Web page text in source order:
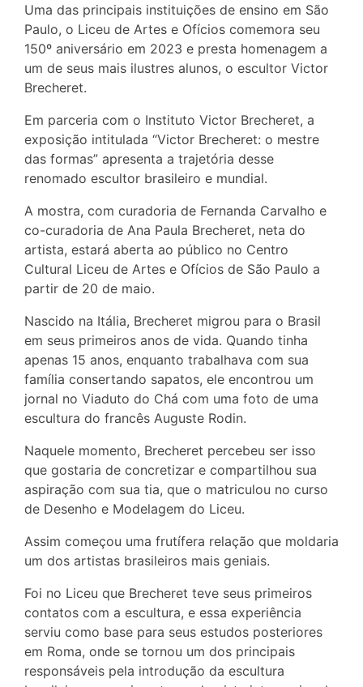
Uma das principais instituições de ensino em São
Paulo, o Liceu de Artes e Ofícios comemora seu
150º aniversário em 2023 e presta homenagem a
um de seus mais ilustres alunos, o escultor Victor
Brecheret.
Em parceria com o Instituto Victor Brecheret, a
exposição intitulada “Victor Brecheret: o mestre
das formas” apresenta a trajetória desse
renomado escultor brasileiro e mundial.
A mostra, com curadoria de Fernanda Carvalho e
co-curadoria de Ana Paula Brecheret, neta do
artista, estará aberta ao público no Centro
Cultural Liceu de Artes e Ofícios de São Paulo a
partir de 20 de maio.
Nascido na Itália, Brecheret migrou para o Brasil
em seus primeiros anos de vida. Quando tinha
apenas 15 anos, enquanto trabalhava com sua
família consertando sapatos, ele encontrou um
jornal no Viaduto do Chá com uma foto de uma
escultura do francês Auguste Rodin.
Naquele momento, Brecheret percebeu ser isso
que gostaria de concretizar e compartilhou sua
aspiração com sua tia, que o matriculou no curso
de Desenho e Modelagem do Liceu.
Assim começou uma frutífera relação que moldaria
um dos artistas brasileiros mais geniais.
Foi no Liceu que Brecheret teve seus primeiros
contatos com a escultura, e essa experiência
serviu como base para seus estudos posteriores
em Roma, onde se tornou um dos principais
responsáveis pela introdução da escultura